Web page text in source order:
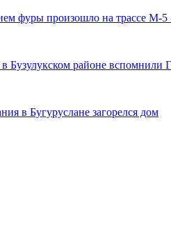
фуры произошло на трассе М-5
Бузулукском районе вспомнили
в Бугуруслане загорелся дом